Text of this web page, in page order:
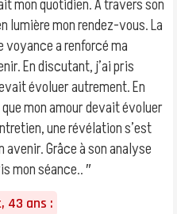
mon quotidien. À travers son
lumière mon rendez-vous. La
a renforcé ma
En discutant, j’ai pris
évoluer autrement. En
mon amour devait évoluer
une révélation s’est
Grâce à son analyse
mon séance.. ″
43 ans :